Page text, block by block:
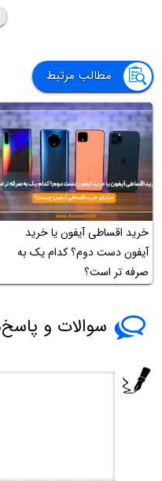
مطالب مرتبط
خرید اقساطی آیفون یا خرید
آیفون دست دوم؟ کدام یک به
صرفه تر است؟
سوالات و